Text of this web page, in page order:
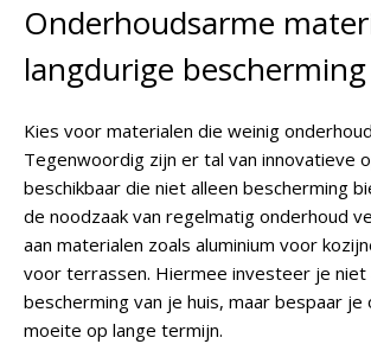
Onderhoudsarme
langdurige bescherming
Kies voor materialen die weinig
Tegenwoordig zijn er tal van innovatieve
beschikbaar die niet alleen bescherming
de noodzaak van regelmatig onderhoud
aan materialen zoals aluminium voor
voor terrassen. Hiermee investeer je niet
bescherming van je huis, maar bespaar je
moeite op lange termijn.